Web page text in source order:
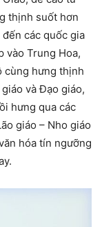
thịnh suốt hơn
các quốc gia
vào Trung Hoa,
cùng hưng thịnh
và Đạo giáo,
hưng qua các
giáo – Nho giáo
hóa tín ngưỡng